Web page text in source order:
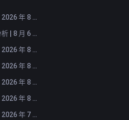
FameEX 今日新聞速覽｜2026 年 8 月 7 日
FameEX 加密貨幣行情分析 | 8 月 6 日, 2026
FameEX 今日新聞速覽｜2026 年 8 月 6 日
FameEX 今日新聞速覽｜2026 年 8 月 5 日
FameEX 今日新聞速覽｜2026 年 8 月 4 日
FameEX 今日新聞速覽｜2026 年 8 月 3 日
FameEX 今日新聞速覽｜2026 年 7 月 31 日